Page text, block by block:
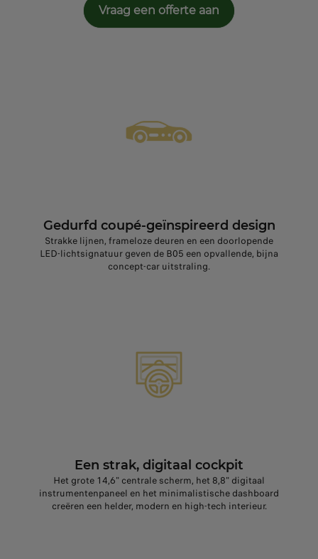
Vraag een offerte aan
Gedurfd coupé‑geïnspireerd design
Strakke lijnen, frameloze deuren en een doorlopende
LED‑lichtsignatuur geven de B05 een opvallende, bijna
concept‑car uitstraling.
Een strak, digitaal cockpit
Het grote 14,6" centrale scherm, het 8,8" digitaal
instrumentenpaneel en het minimalistische dashboard
creëren een helder, modern en high‑tech interieur.